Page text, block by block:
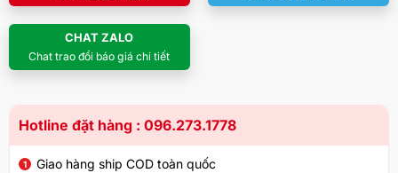
CHAT ZALO
Chat trao đổi báo giá chi tiết
Hotline đặt hàng : 096.273.1778
Giao hàng ship COD toàn quốc